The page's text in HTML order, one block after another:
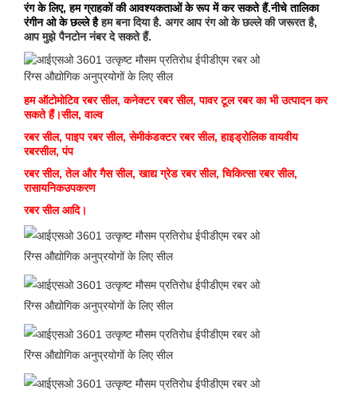
रंग के लिए, हम ग्राहकों की आवश्यकताओं के रूप में कर सकते हैं.नीचे तालिका
रंगीन ओ के छल्ले है हम बना दिया है. अगर आप रंग ओ के छल्ले की जरूरत है,
आप मुझे पैनटोन नंबर दे सकते हैं.
हम ऑटोमोटिव रबर सील, कनेक्टर रबर सील, पावर टूल रबर का भी उत्पादन कर
सकते हैं।सील, वाल्व
रबर सील, पाइप रबर सील, सेमीकंडक्टर रबर सील, हाइड्रोलिक वायवीय
रबरसील, पंप
रबर सील, तेल और गैस सील, खाद्य ग्रेड रबर सील, चिकित्सा रबर सील,
रासायनिकउपकरण
रबर सील आदि।